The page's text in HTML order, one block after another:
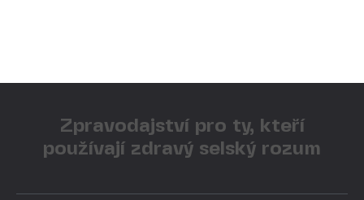
Zpravodajství pro ty, kteří
používají zdravý selský rozum